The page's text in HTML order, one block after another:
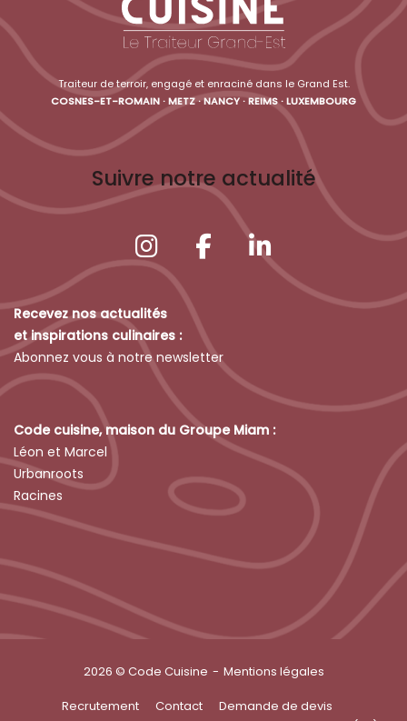
Traiteur de terroir, engagé et enraciné dans le Grand Est.
COSNES-ET-ROMAIN · METZ · NANCY · REIMS · LUXEMBOURG
Suivre notre actualité
Recevez nos actualités
et inspirations culinaires :
Abonnez vous à notre newsletter
Code cuisine, maison du Groupe Miam :
Léon et Marcel
Urbanroots
Racines
2026 © Code Cuisine
Mentions légales
Recrutement
Contact
Demande de devis